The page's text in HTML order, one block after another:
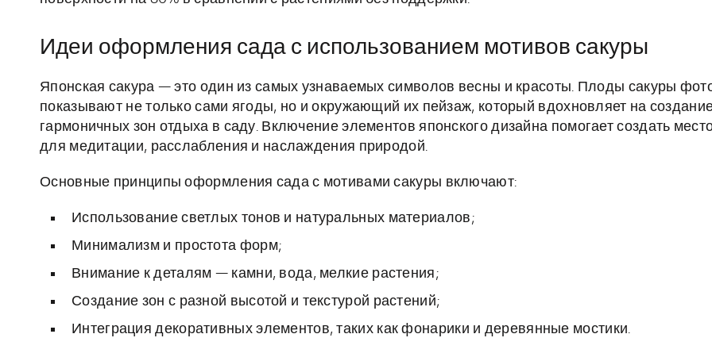
Идеи оформления сада с использованием мотивов сакуры
Японская сакура — это один из самых узнаваемых символов весны и красоты. Плоды сакуры
показывают не только сами ягоды, но и окружающий их пейзаж, который вдохновляет на
гармоничных зон отдыха в саду. Включение элементов японского дизайна помогает создать
для медитации, расслабления и наслаждения природой.
Основные принципы оформления сада с мотивами сакуры включают:
Использование светлых тонов и натуральных материалов;
Минимализм и простота форм;
Внимание к деталям — камни, вода, мелкие растения;
Создание зон с разной высотой и текстурой растений;
Интеграция декоративных элементов, таких как фонарики и деревянные мостики.